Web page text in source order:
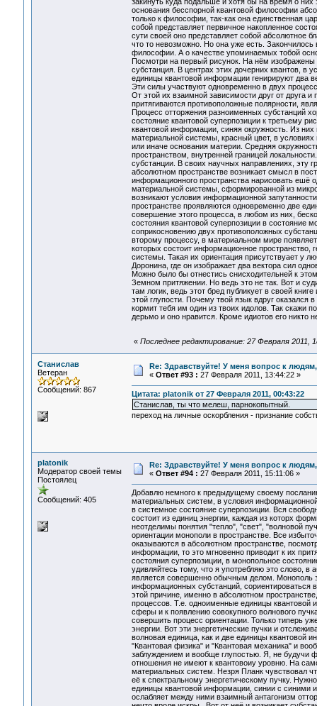
основания бесспорной квантовой философии
только к философии, так-как она единственная
собой представляет первичное накопленное
сути своей оно представляет собой абсолютное
что то невозможно. Но она уже есть.
философии. А о качестве упоминаемых тобой
Посмотри на первый рисунок. На нём
субстанция. В центрах этих дочерних квантов,
единицы квантовой информации генирируют два
Эти силы участвуют одновременно в двух
От этой их взаимной зависимости друг от друга
притягиваются противоположные полярности,
Процесс отторжения разноименных субстанций
состояние квантовой суперпозиции к третьему
квантовой информации, синяя окружность. Из
материальной системы, красный цвет, в
или иначе основания материи. Средняя
пространством, внутренней границей
субстанции. В своих научных направлениях, эту
абсолютном пространстве возникает смысл в
информационного пространства нарисовать ешё
материальной системы, сформированной из
возникают условия информационной
пространстве проявляются одновременно две
совершение этого процесса, в любом из них,
состояния квантовой суперпозиции в состояние
соприкосновению двух противоположных
второму процессу, в материальном мире
которых состоит информационное пространство,
системы. Такая их ориентация присутствуает у
Доронина, где он изображает два вектора сил
Можно было бы отнестись снисходительней к
Земном притяжении. Но ведь это не так. Вот и
там логик, ведь этот бред публикует в своей
этой глупости. Почему твой язык вдруг
кормит тебя им один из твоих идолов. Так скажи
дерьмо и оно нравится. Кроме идиотов его никто
« Последнее редактирование: 27 Февраля 2011,
Станислав
Ветеран
Сообщений: 867
Re: Здравствуйте! У меня вопрос к
« Ответ #93 : 27 Февраля 2011, 13:44:22 »
Цитата: platonik от 27 Февраля 2011, 00:43:22
Станислав, ты что мелеш, парнокопытный.
переход на личные оскорбления - признание
platonik
Модератор своей темы
Постоялец
Сообщений: 405
Re: Здравствуйте! У меня вопрос к
« Ответ #94 : 27 Февраля 2011, 15:11:06 »
Добавлю немного к предыдущему своему
материальных систем, в условия
в системное состояние суперпозиции. Вся
состоит из единиц энергии, каждая из которх
неотделимы понятия "тепло", "свет", "волновой
ориентации монополи в пространстве. Все
оказываются в абсолютном пространстве,
информации, то это мгновенно приводит к их
состояния суперпозиции, в монопольное
удивляйтесь тому, что я употребляю это слово,
является совершенно обычным делом. Монополь
информационных субстанций, сориентироваться
этой причине, именно в абсолютном
процессов. Т.е. одноименные единицы квантовой
сферы и к появлению совокупного волнового
совершить процесс ориентации. Только типерь
энергии. Вот эти знергетические пучки и
волновая единица, как и две единицы квантовой
"Квантовая физика" и "Квантовая механика" и
заблуждением и вообще глупостью. Я, не будучи
отношения не имеют к квантовоиу уровню. На
материальных систем. Незря Планк чувствовал
её к спектральному энергетическому пучку.
единицы квантовой информации, синии с синими
ослабляет между ними взаимный антагонизм